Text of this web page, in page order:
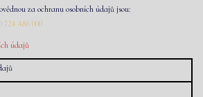
za ochranu osobních údajů jsou:
724 486 000
údajů